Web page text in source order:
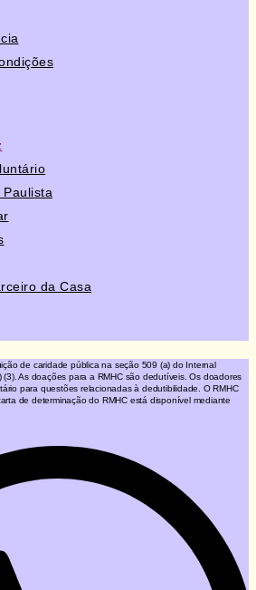
Paulista
da Casa
de caridade pública na seção 509 (a) do Internal
As doações para a RMHC são dedutíveis. Os doadores
para questões relacionadas à dedutibilidade. O RMHC
de determinação do RMHC está disponível mediante